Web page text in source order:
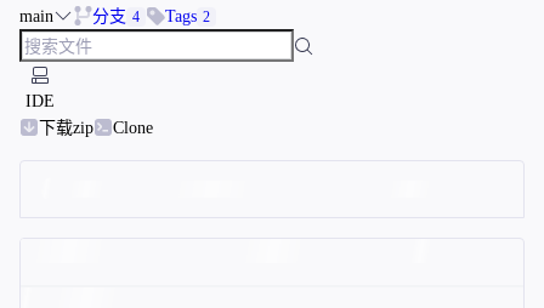
main 分支 4 Tags 2
IDE
下载zip
Clone